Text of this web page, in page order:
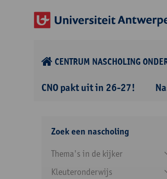
CENTRUM NASCHOLING
CNO pakt uit in 26-27!
Zoek een nascholing
Thema's in de kijker
Kleuteronderwijs